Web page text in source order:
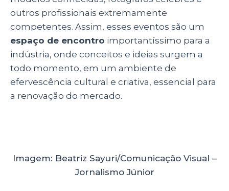
outros profissionais extremamente
competentes. Assim, esses eventos são um
espaço de encontro importantíssimo para a
indústria, onde conceitos e ideias surgem a
todo momento, em um ambiente de
efervescência cultural e criativa, essencial para
a renovação do mercado.
Imagem: Beatriz Sayuri/Comunicação Visual –
Jornalismo Júnior